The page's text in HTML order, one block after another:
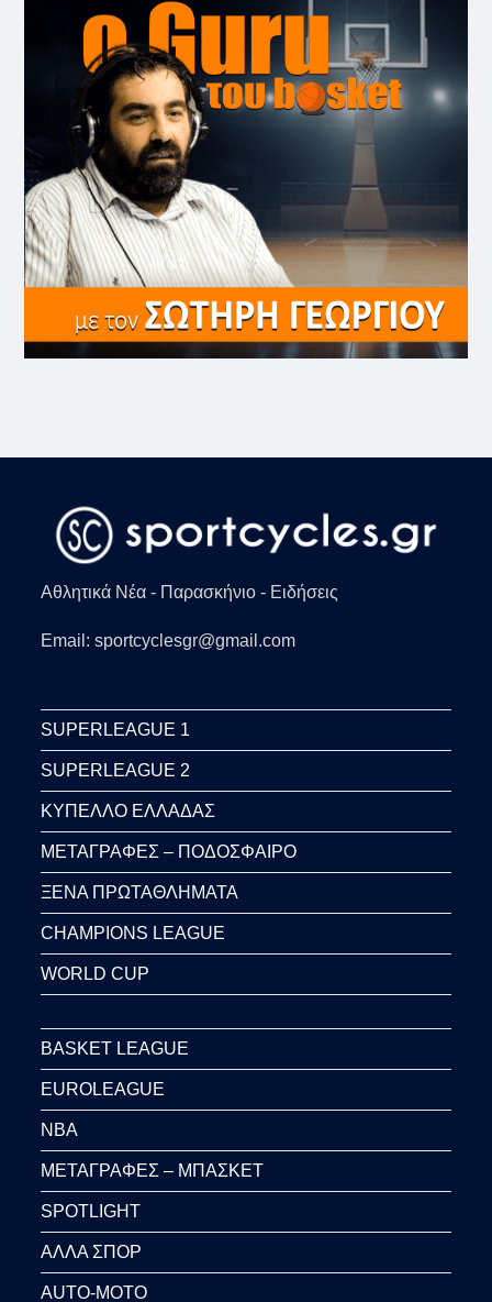
Αθλητικά Νέα - Παρασκήνιο - Ειδήσεις
Email: sportcyclesgr@gmail.com
SUPERLEAGUE 1
SUPERLEAGUE 2
ΚΥΠΕΛΛΟ ΕΛΛΑΔΑΣ
ΜΕΤΑΓΡΑΦΕΣ – ΠΟΔΟΣΦΑΙΡΟ
ΞΕΝΑ ΠΡΩΤΑΘΛΗΜΑΤΑ
CHAMPIONS LEAGUE
WORLD CUP
BASKET LEAGUE
EUROLEAGUE
NBA
ΜΕΤΑΓΡΑΦΕΣ – ΜΠΑΣΚΕΤ
SPOTLIGHT
ΑΛΛΑ ΣΠΟΡ
AUTO-MOTO